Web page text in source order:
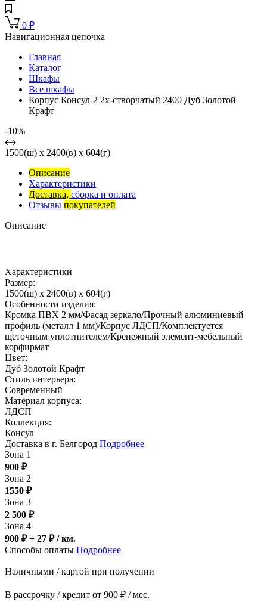
0 ₽
Навигационная цепочка
Главная
Каталог
Шкафы
Все шкафы
Корпус Консул-2 2х-створчатый 2400 Дуб Золотой
Крафт
-10%
1500(ш) x 2400(в) x 604(г)
Описание
Характеристики
Доставка, сборка и оплата
Отзывы покупателей
Описание
Характеристики
Размер:
1500(ш) x 2400(в) x 604(г)
Особенности изделия:
Кромка ПВХ 2 мм/Фасад зеркало/Прочный алюминиевый
профиль (металл 1 мм)/Корпус ЛДСП/Комплектуется
щеточным уплотнителем/Крепежный элемент-мебельный
корфирмат
Цвет:
Дуб Золотой Крафт
Стиль интерьера:
Современный
Материал корпуса:
ЛДСП
Коллекция:
Консул
Доставка в г. Белгород Подробнее
Зона 1
900 ₽
Зона 2
1550 ₽
Зона 3
2 500 ₽
Зона 4
900 ₽ + 27 ₽/ км.
Способы оплаты Подробнее
Наличными / картой при получении
В рассрочку / кредит от 900 ₽ / мес.